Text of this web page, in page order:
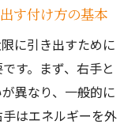
す付け方の基本
に引き出すために
す。まず、右手と
異なり、一般的に
はエネルギーを外